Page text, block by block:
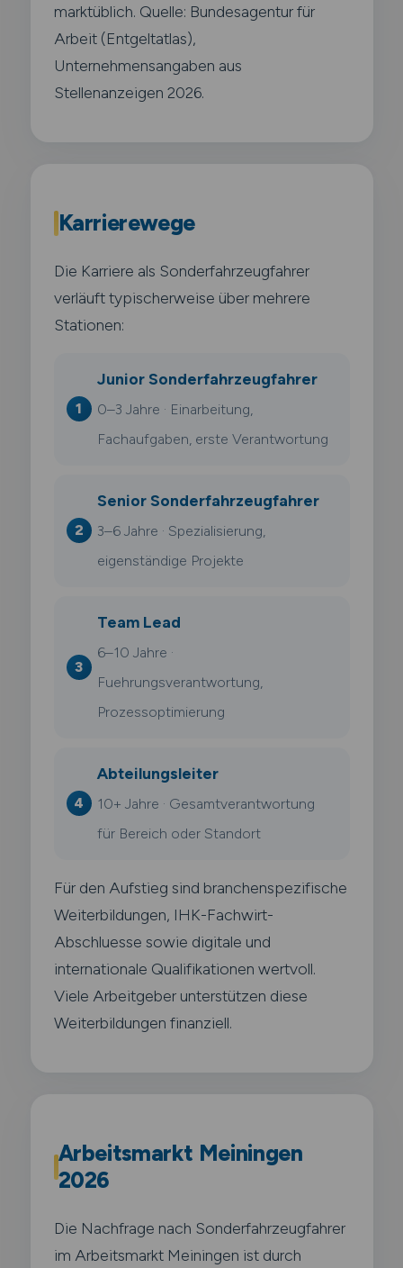
marktüblich. Quelle: Bundesagentur für
Arbeit (Entgeltatlas),
Unternehmensangaben aus
Stellenanzeigen 2026.
Karrierewege
Die Karriere als Sonderfahrzeugfahrer
verläuft typischerweise über mehrere
Stationen:
Junior Sonderfahrzeugfahrer
0–3 Jahre · Einarbeitung,
Fachaufgaben, erste Verantwortung
Senior Sonderfahrzeugfahrer
3–6 Jahre · Spezialisierung,
eigenständige Projekte
Team Lead
6–10 Jahre ·
Fuehrungsverantwortung,
Prozessoptimierung
Abteilungsleiter
10+ Jahre · Gesamtverantwortung
für Bereich oder Standort
Für den Aufstieg sind branchenspezifische
Weiterbildungen, IHK-Fachwirt-
Abschluesse sowie digitale und
internationale Qualifikationen wertvoll.
Viele Arbeitgeber unterstützen diese
Weiterbildungen finanziell.
Arbeitsmarkt Meiningen
2026
Die Nachfrage nach Sonderfahrzeugfahrer
im Arbeitsmarkt Meiningen ist durch